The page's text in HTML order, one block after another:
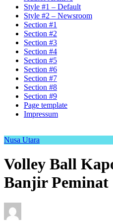
Style #1 – Default
Style #2 – Newsroom
Section #1
Section #2
Section #3
Section #4
Section #5
Section #6
Section #7
Section #8
Section #9
Page template
Impressum
Nusa Utara
Volley Ball
Banjir Peminat